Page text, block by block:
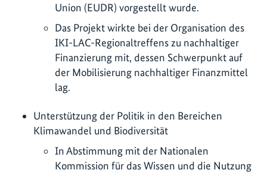
Union (EUDR) vorgestellt wurde.
Das Projekt wirkte bei der Organisation des
IKI-LAC-Regionaltreffens zu nachhaltiger
Finanzierung mit, dessen Schwerpunkt auf
der Mobilisierung nachhaltiger Finanzmittel
lag.
Unterstützung der Politik in den Bereichen
Klimawandel und Biodiversität
In Abstimmung mit der Nationalen
Kommission für das Wissen und die Nutzung